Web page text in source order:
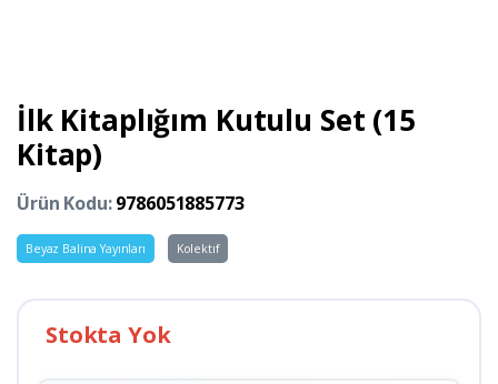
İlk Kitaplığım Kutulu Set (15
Kitap)
Ürün Kodu:9786051885773
Beyaz Balina Yayınları Kolektıf
Stokta Yok